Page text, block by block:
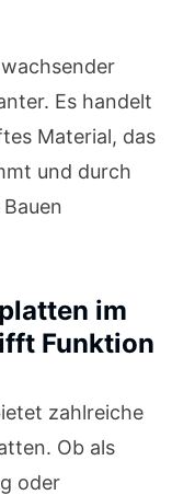
Es handelt
Material, das
und durch
im
Funktion
zahlreiche
Ob als
oder